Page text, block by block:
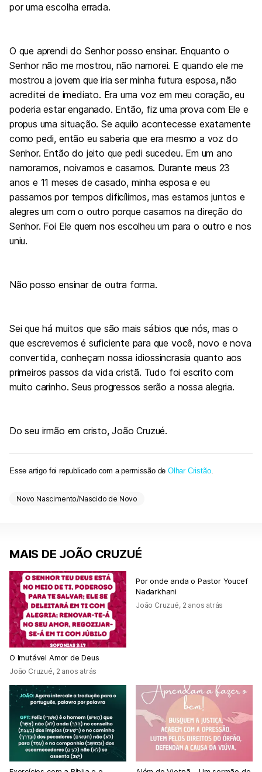
por uma escolha errada.
O que aprendi do Senhor posso ensinar. Enquanto o
Senhor não me mostrou, não namorei. E quando ele me
mostrou a jovem que iria ser minha futura esposa, não
acreditei de imediato. Era uma voz em meu coração, eu
poderia estar enganado. Então, fiz uma prova com Ele e
propus uma situação. Se aquilo acontecesse exatamente
como pedi, então eu saberia que era mesmo a voz do
Senhor. Então do jeito que pedi sucedeu. Em um ano
namoramos, noivamos e casamos. Durante meus 23
anos e 11 meses de casado, minha esposa e eu
passamos por tempos dificílimos, mas estamos juntos e
alegres um com o outro porque casamos na direção do
Senhor. Foi Ele quem nos escolheu um para o outro e nos
uniu.
Não posso ensinar de outra forma.
Sei que há muitos que são mais sábios que nós, mas o
que escrevemos é suficiente para que você, novo e nova
convertida, conheçam nossa idiossincrasia quanto aos
primeiros passos da vida cristã. Tudo foi escrito com
muito carinho. Seus progressos serão a nossa alegria.
Do seu irmão em cristo, João Cruzué.
Esse artigo foi republicado com a permissão de Olhar Cristão.
Novo Nascimento/Nascido de Novo
MAIS DE JOÃO CRUZUÉ
O Imutável Amor de Deus
João Cruzué, 2 anos atrás
Por onde anda o Pastor Youcef
Nadarkhani
João Cruzué, 2 anos atrás